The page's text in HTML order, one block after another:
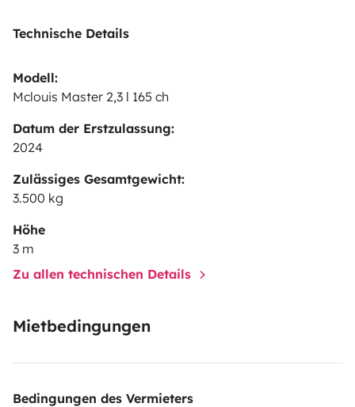
Technische Details
Modell:
Mclouis Master 2,3 l 165 ch
Datum der Erstzulassung:
2024
Zulässiges Gesamtgewicht:
3.500 kg
Höhe
3 m
Zu allen technischen Details
Mietbedingungen
Bedingungen des Vermieters